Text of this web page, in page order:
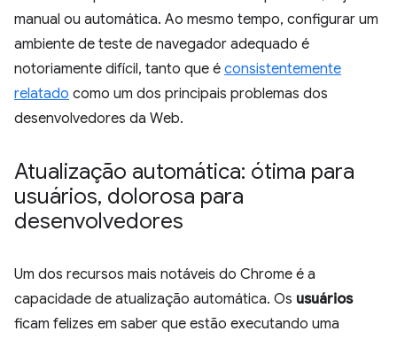
manual ou automática. Ao mesmo tempo, configurar um
ambiente de teste de navegador adequado é
notoriamente difícil, tanto que é consistentemente
relatado como um dos principais problemas dos
desenvolvedores da Web.
Atualização automática: ótima para
usuários, dolorosa para
desenvolvedores
Um dos recursos mais notáveis do Chrome é a
capacidade de atualização automática. Os usuários
ficam felizes em saber que estão executando uma